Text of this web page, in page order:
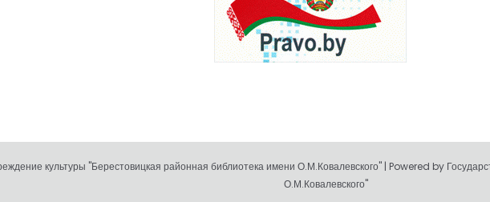
культуры "Берестовицкая районная библиотека имени О.М.Ковалевского" | Powered by
О.М.Ковалевского"